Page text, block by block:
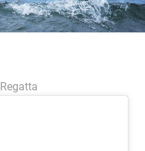
Regatta